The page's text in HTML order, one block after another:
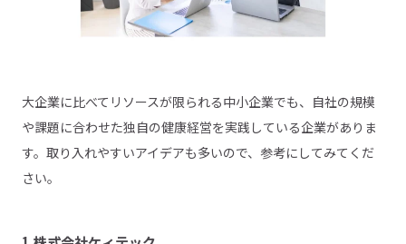
大企業に比べてリソースが限られる中小企業でも、自社の規模
や課題に合わせた独自の健康経営を実践している企業がありま
す。取り入れやすいアイデアも多いので、参考にしてみてくだ
さい。